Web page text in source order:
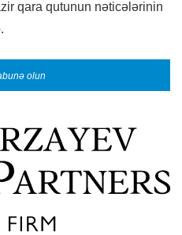
qara qutunun nəticələrinin
olun